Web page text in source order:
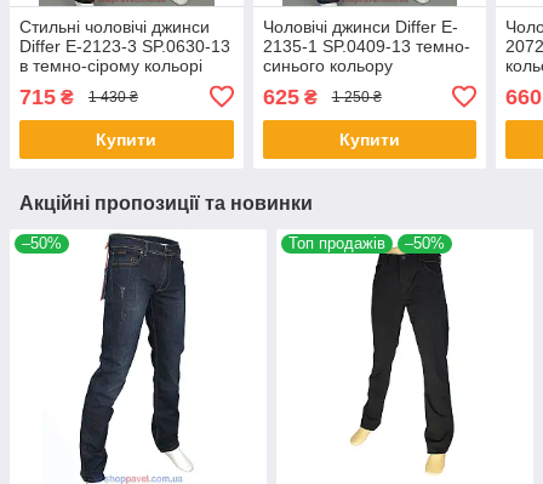
Стильні чоловічі джинси
Differ E-2123-3 SP.0630-13
в темно-сірому кольорі
715 ₴ 1 430 ₴
Купити
Чоловічі джинси Differ E-
2135-1 SP.0409-13 темно-
синього кольору
625₴ 1 250 ₴
Купити
660
Акційні пропозиції та новинки
–50% Топ продажів –50%